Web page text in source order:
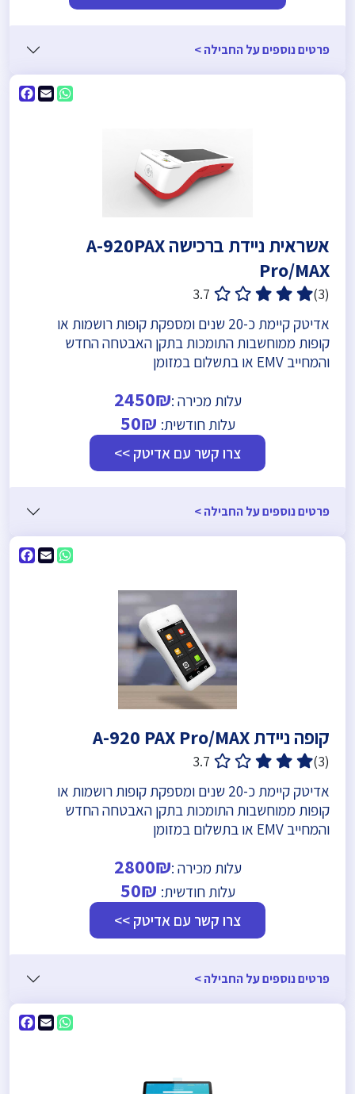
פרטים נוספים על החבילה >
Email
WhatsApp
אשראית ניידת ברכישה A-920PAX
Pro/MAX
(3)
3.7
אדיטק קיימת כ-20 שנים ומספקת קופות רושמות או
קופות ממוחשבות התומכות בתקן האבטחה החדש
והמחייב EMV או בתשלום במזומן
עלות מכירה :2450₪
עלות חודשית:
צרו קשר עם אדיטק >>
פרטים נוספים על החבילה >
Email
WhatsApp
קופה ניידת A-920 PAX Pro/MAX
(3)
3.7
אדיטק קיימת כ-20 שנים ומספקת קופות רושמות או
קופות ממוחשבות התומכות בתקן האבטחה החדש
והמחייב EMV או בתשלום במזומן
עלות מכירה :2800₪
עלות חודשית:
צרו קשר עם אדיטק >>
פרטים נוספים על החבילה >
Email
WhatsApp